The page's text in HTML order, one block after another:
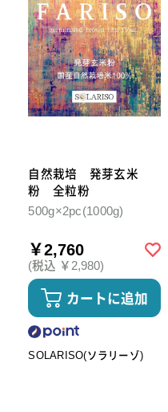
自然栽培 発芽玄米
粉 全粒粉
500g×2pc(1000g)
￥2,760
(税込 ￥2,980)
カートに追加
SOLARISO(ソラリーゾ)